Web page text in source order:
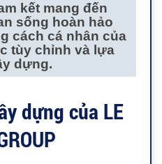
kết mang đến
sống hoàn hảo
cách cá nhân của
tùy chỉnh và lựa
dựng.
dựng của LE